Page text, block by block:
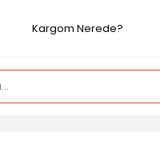
Kargom Nerede?